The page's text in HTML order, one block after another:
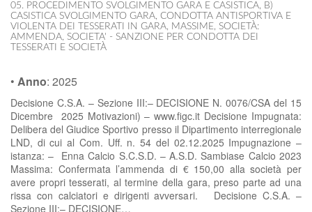
05. PROCEDIMENTO SVOLGIMENTO GARA E CASISTICA, B)
CASISTICA SVOLGIMENTO GARA, CONDOTTA ANTISPORTIVA E
VIOLENTA DEI TESSERATI IN GARA, MASSIME, SOCIETÀ:
AMMENDA, SOCIETA' - SANZIONE PER CONDOTTA DEI
TESSERATI E SOCIETÀ
• Anno: 2025
Decisione C.S.A. – Sezione III:– DECISIONE N. 0076/CSA del 15
Dicembre 2025 Motivazioni) – www.figc.it Decisione Impugnata:
Delibera del Giudice Sportivo presso il Dipartimento interregionale
LND, di cui al Com. Uff. n. 54 del 02.12.2025 Impugnazione –
istanza: – Enna Calcio S.C.S.D. – A.S.D. Sambiase Calcio 2023
Massima: Confermata l’ammenda di € 150,00 alla società per
avere propri tesserati, al termine della gara, preso parte ad una
rissa con calciatori e dirigenti avversari. Decisione C.S.A. –
Sezione III:– DECISIONE…